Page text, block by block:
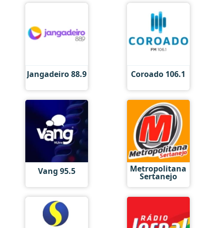
Jangadeiro 88.9 Coroado 106.1
Vang 95.5 Metropolitana
Sertanejo